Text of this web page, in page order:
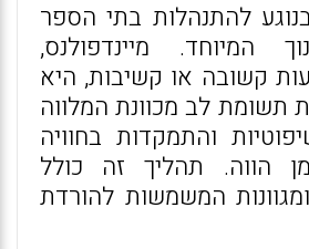
להתנהלות בתי הספר
המיוחד. מיינדפולנס,
קשובה או קשיבות, היא
תשומת לב מכוונת המלווה
והתמקדות בחוויה
הווה. תהליך זה כולל
המשמשות להורדת